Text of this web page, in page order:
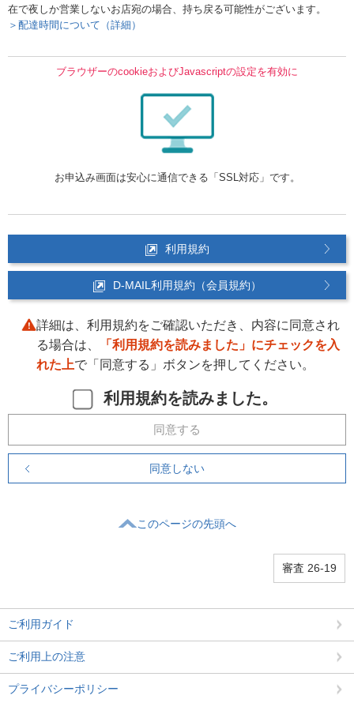
在で夜しか営業しないお店宛の場合、持ち戻る可能性がございます。
＞配達時間について（詳細）
ブラウザーのcookieおよびJavascriptの設定を有効に
お申込み画面は安心に通信できる「SSL対応」です。
利用規約
D-MAIL利用規約（会員規約）
詳細は、利用規約をご確認いただき、内容に同意され
る場合は、
「利用規約を読みました」にチェックを入
れた上で「同意する」ボタンを押してください。
利用規約を読みました。
同意する
同意しない
このページの先頭へ
審査 26-19
ご利用ガイド
ご利用上の注意
プライバシーポリシー